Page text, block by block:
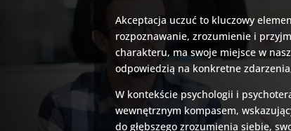
Akceptacja uczuć to kluczowy
rozpoznawanie, zrozumienie i
charakteru, ma swoje miejsce w
odpowiedzią na konkretne
W kontekście psychologii i
wewnętrznym kompasem,
do głębszego zrozumienia siebie,